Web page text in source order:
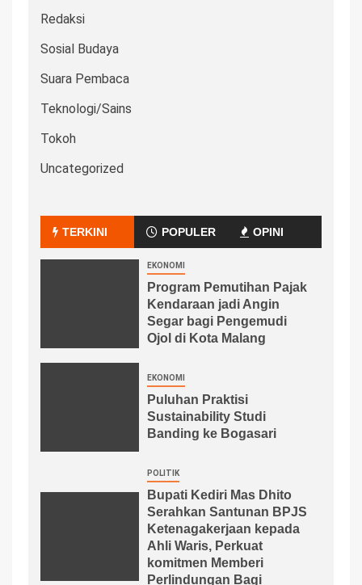
Redaksi
Sosial Budaya
Suara Pembaca
Teknologi/Sains
Tokoh
Uncategorized
TERKINI POPULER OPINI
EKONOMI
Program Pemutihan Pajak
Kendaraan jadi Angin
Segar bagi Pengemudi
Ojol di Kota Malang
EKONOMI
Puluhan Praktisi
Sustainability Studi
Banding ke Bogasari
POLITIK
Bupati Kediri Mas Dhito
Serahkan Santunan BPJS
Ketenagakerjaan kepada
Ahli Waris, Perkuat
komitmen Memberi
Perlindungan Bagi